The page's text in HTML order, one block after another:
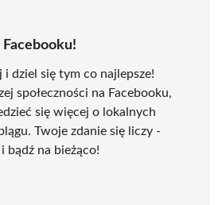
Facebooku!
dziel się tym co najlepsze!
społeczności na Facebooku,
się więcej o lokalnych
Twoje zdanie się liczy -
bądź na bieżąco!